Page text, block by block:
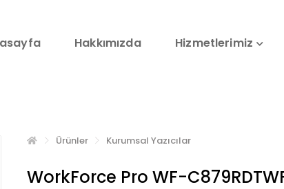
Hakkımızda Hizmetlerimiz
Ürünler Kurumsal Yazıcılar
WorkForce Pro WF-